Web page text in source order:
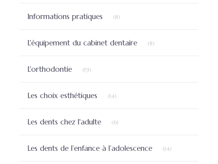
Informations pratiques (8)
L'équipement du cabinet dentaire (8)
L'orthodontie (19)
Les choix esthétiques (14)
Les dents chez l'adulte (6)
Les dents de l’enfance à l’adolescence (14)